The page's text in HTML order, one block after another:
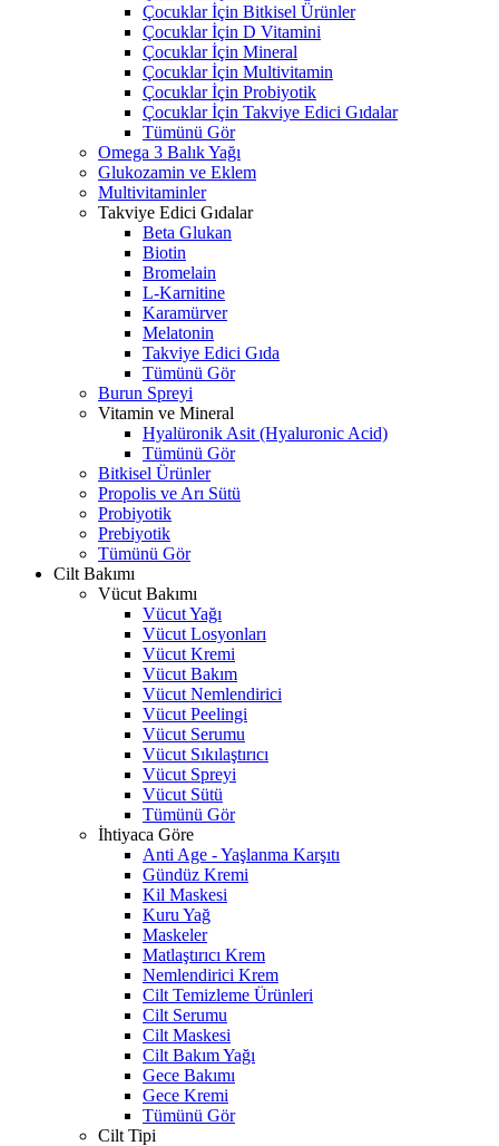
Çocuklar İçin Bitkisel Ürünler
Çocuklar İçin D Vitamini
Çocuklar İçin Mineral
Çocuklar İçin Multivitamin
Çocuklar İçin Probiyotik
Çocuklar İçin Takviye Edici Gıdalar
Tümünü Gör
Omega 3 Balık Yağı
Glukozamin ve Eklem
Multivitaminler
Takviye Edici Gıdalar
Beta Glukan
Biotin
Bromelain
L-Karnitine
Karamürver
Melatonin
Takviye Edici Gıda
Tümünü Gör
Burun Spreyi
Vitamin ve Mineral
Hyalüronik Asit (Hyaluronic Acid)
Tümünü Gör
Bitkisel Ürünler
Propolis ve Arı Sütü
Probiyotik
Prebiyotik
Tümünü Gör
Cilt Bakımı
Vücut Bakımı
Vücut Yağı
Vücut Losyonları
Vücut Kremi
Vücut Bakım
Vücut Nemlendirici
Vücut Peelingi
Vücut Serumu
Vücut Sıkılaştırıcı
Vücut Spreyi
Vücut Sütü
Tümünü Gör
İhtiyaca Göre
Anti Age - Yaşlanma Karşıtı
Gündüz Kremi
Kil Maskesi
Kuru Yağ
Maskeler
Matlaştırıcı Krem
Nemlendirici Krem
Cilt Temizleme Ürünleri
Cilt Serumu
Cilt Maskesi
Cilt Bakım Yağı
Gece Bakımı
Gece Kremi
Tümünü Gör
Cilt Tipi